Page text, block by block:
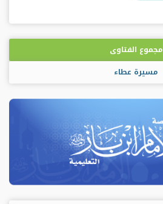
مجموع الفتاوى
مسيرة عطاء